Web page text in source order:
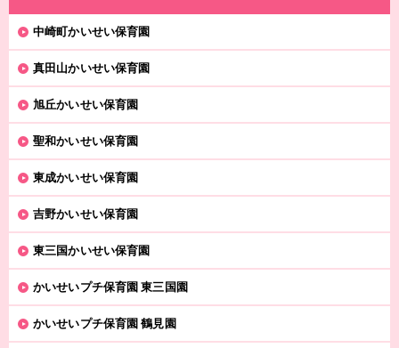
中崎町かいせい保育園
真田山かいせい保育園
旭丘かいせい保育園
聖和かいせい保育園
東成かいせい保育園
吉野かいせい保育園
東三国かいせい保育園
かいせいプチ保育園 東三国園
かいせいプチ保育園 鶴見園